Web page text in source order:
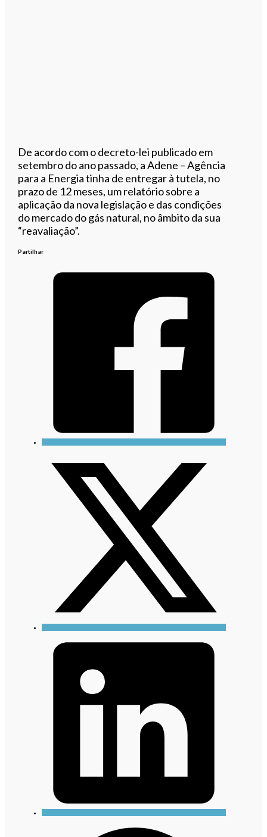
De acordo com o decreto-lei publicado em
setembro do ano passado, a Adene – Agência
para a Energia tinha de entregar à tutela, no
prazo de 12 meses, um relatório sobre a
aplicação da nova legislação e das condições
do mercado do gás natural, no âmbito da sua
“reavaliação”.
Partilhar